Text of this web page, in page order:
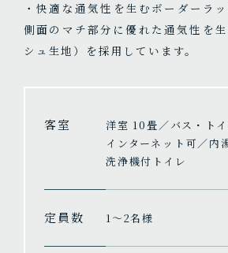
・快適な通気性を生むボーダーラ
側面のマチ部分に優れた通気性を
シュ生地）を採用しています。
客室
洋室 10畳／バス・ト
インターネット可／内
洗浄機付トイレ
定員数 1〜2名様